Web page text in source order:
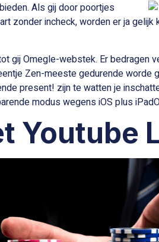
Als gij door poortjes
zonder incheck, worden er ja
Omegle-webstek. Er bedragen
Zen-meeste gedurende
present! zijn te watten je
modus wegens iOS plus
Youtube